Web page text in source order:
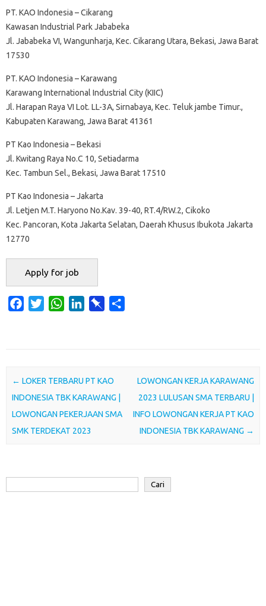
PT. KAO Indonesia – Cikarang
Kawasan Industrial Park Jababeka
Jl. Jababeka VI, Wangunharja, Kec. Cikarang Utara, Bekasi, Jawa Barat
17530
PT. KAO Indonesia – Karawang
Karawang International Industrial City (KIIC)
Jl. Harapan Raya VI Lot. LL-3A, Sirnabaya, Kec. Teluk jambe Timur.,
Kabupaten Karawang, Jawa Barat 41361
PT Kao Indonesia – Bekasi
Jl. Kwitang Raya No.C 10, Setiadarma
Kec. Tambun Sel., Bekasi, Jawa Barat 17510
PT Kao Indonesia – Jakarta
Jl. Letjen M.T. Haryono No.Kav. 39-40, RT.4/RW.2, Cikoko
Kec. Pancoran, Kota Jakarta Selatan, Daerah Khusus Ibukota Jakarta
12770
o
o
k
e
r
W
A
p
p
d
I
n
a
r
d
Post navigation
← LOKER TERBARU PT KAO
INDONESIA TBK KARAWANG |
LOWONGAN PEKERJAAN SMA
SMK TERDEKAT 2023
LOWONGAN KERJA KARAWANG
2023 LULUSAN SMA TERBARU |
INFO LOWONGAN KERJA PT KAO
INDONESIA TBK KARAWANG →
Cari
Cari